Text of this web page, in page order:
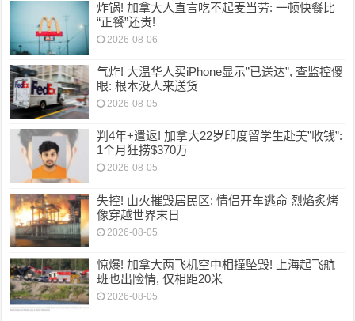
炸锅! 加拿大人直言吃不起麦当劳: 一顿快餐比
“正餐”还贵!
2026-08-06
气炸! 大温华人买iPhone显示”已送达”, 查监控傻
眼: 根本没人来送货
2026-08-05
判4年+遣返! 加拿大22岁印度留学生赴美”收钱”:
1个月狂捞$370万
2026-08-05
失控! 山火摧毁居民区; 情侣开车逃命 烈焰炙烤
像穿越世界末日
2026-08-05
惊爆! 加拿大两飞机空中相撞坠毁! 上海起飞航
班也出险情, 仅相距20米
2026-08-05